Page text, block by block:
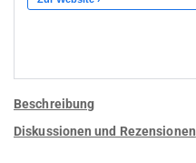
Beschreibung
Diskussionen und Rezensionen